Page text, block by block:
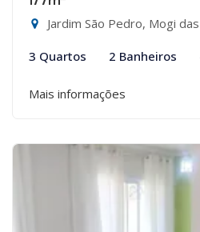
Jardim São Pedro, Mogi
3 Quartos 2 Banheiros
Mais informações